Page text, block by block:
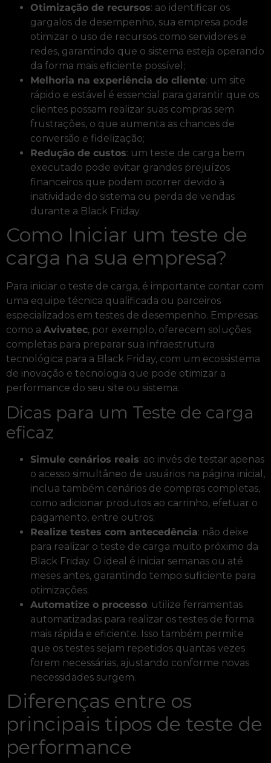
Otimização de recursos: ao identificar os
gargalos de desempenho, sua empresa pode
otimizar o uso de recursos como servidores e
redes, garantindo que o sistema esteja operando
da forma mais eficiente possível;
Melhoria na experiência do cliente: um site
rápido e estável é essencial para garantir que os
clientes possam realizar suas compras sem
frustrações, o que aumenta as chances de
conversão e fidelização;
Redução de custos: um teste de carga bem
executado pode evitar grandes prejuízos
financeiros que podem ocorrer devido à
inatividade do sistema ou perda de vendas
durante a Black Friday.
Como Iniciar um teste de
carga na sua empresa?
Para iniciar o teste de carga, é importante contar com
uma equipe técnica qualificada ou parceiros
especializados em testes de desempenho. Empresas
como a Avivatec, por exemplo, oferecem soluções
completas para preparar sua infraestrutura
tecnológica para a Black Friday, com um ecossistema
de inovação e tecnologia que pode otimizar a
performance do seu site ou sistema.
Dicas para um Teste de carga
eficaz
Simule cenários reais: ao invés de testar apenas
o acesso simultâneo de usuários na página inicial,
inclua também cenários de compras completas,
como adicionar produtos ao carrinho, efetuar o
pagamento, entre outros;
Realize testes com antecedência: não deixe
para realizar o teste de carga muito próximo da
Black Friday. O ideal é iniciar semanas ou até
meses antes, garantindo tempo suficiente para
otimizações;
Automatize o processo: utilize ferramentas
automatizadas para realizar os testes de forma
mais rápida e eficiente. Isso também permite
que os testes sejam repetidos quantas vezes
forem necessárias, ajustando conforme novas
necessidades surgem.
Diferenças entre os
principais tipos de teste de
performance